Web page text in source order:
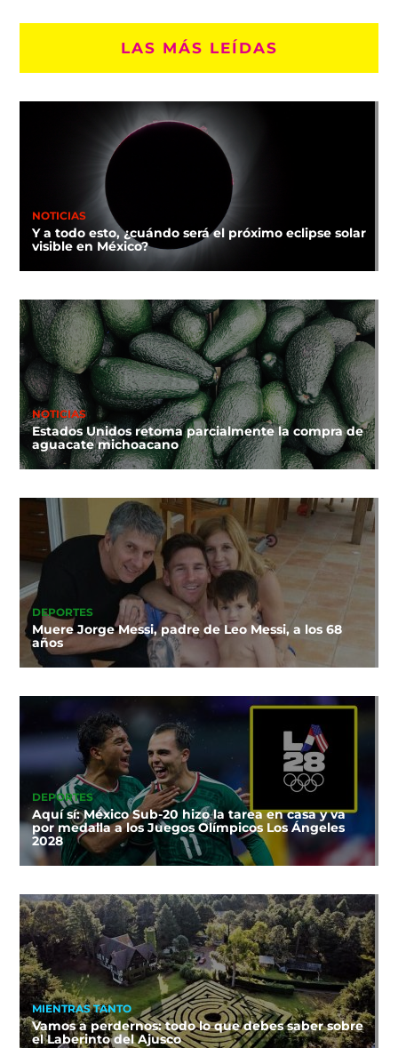
LAS MÁS LEÍDAS
NOTICIAS
Y a todo esto, ¿cuándo será el próximo eclipse solar
visible en México?
NOTICIAS
Estados Unidos retoma parcialmente la compra de
aguacate michoacano
DEPORTES
Muere Jorge Messi, padre de Leo Messi, a los 68
años
DEPORTES
Aquí sí: México Sub-20 hizo la tarea en casa y va
por medalla a los Juegos Olímpicos Los Ángeles
2028
MIENTRAS TANTO
Vamos a perdernos: todo lo que debes saber sobre
el Laberinto del Ajusco